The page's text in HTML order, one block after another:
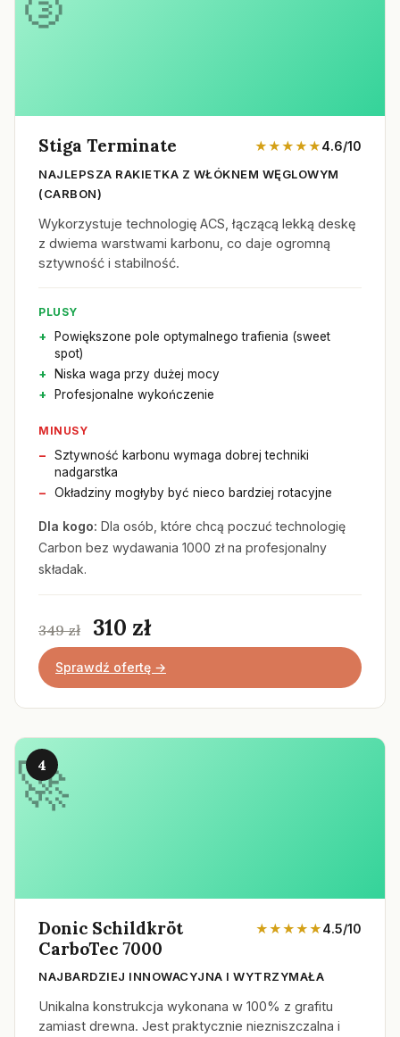
Stiga Terminate ★★★★★4.6/10
NAJLEPSZA RAKIETKA Z WŁÓKNEM WĘGLOWYM
(CARBON)
Wykorzystuje technologię ACS, łączącą lekką deskę
z dwiema warstwami karbonu, co daje ogromną
sztywność i stabilność.
PLUSY
Powiększone pole optymalnego trafienia (sweet
spot)
Niska waga przy dużej mocy
Profesjonalne wykończenie
MINUSY
Sztywność karbonu wymaga dobrej techniki
nadgarstka
Okładziny mogłyby być nieco bardziej rotacyjne
Dla kogo: Dla osób, które chcą poczuć technologię
Carbon bez wydawania 1000 zł na profesjonalny
składak.
349 zł 310 zł
Sprawdź ofertę →
4
Donic Schildkröt
CarboTec 7000
★★★★★4.5/10
NAJBARDZIEJ INNOWACYJNA I WYTRZYMAŁA
Unikalna konstrukcja wykonana w 100% z grafitu
zamiast drewna. Jest praktycznie niezniszczalna i